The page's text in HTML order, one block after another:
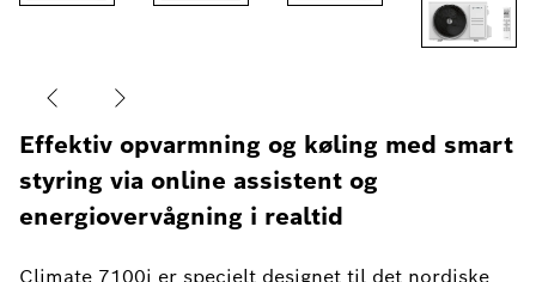
Effektiv opvarmning og køling med smart
styring via online assistent og
energiovervågning i realtid
Climate 7100i er specielt designet til det nordiske